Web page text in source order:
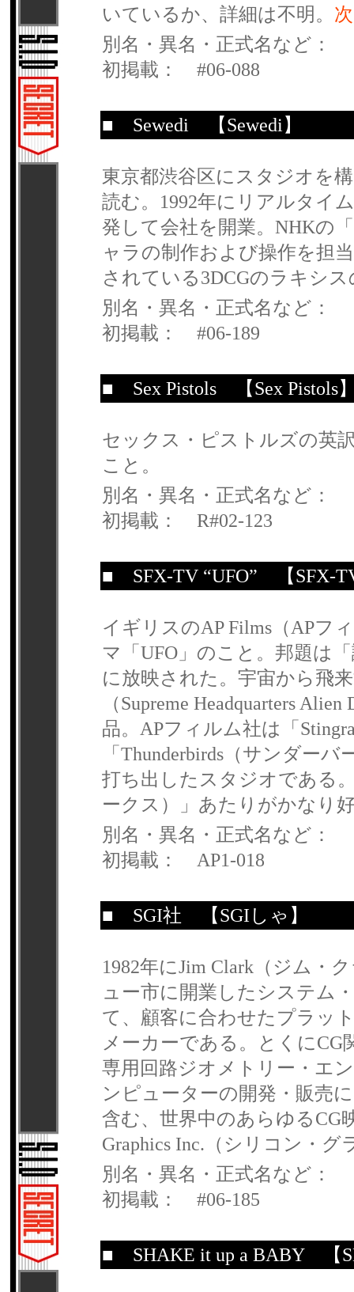
いているか、詳細は不明。
別名・異名・正式名など：
初掲載： #06-088
■ Sewedi 【Sewedi】
東京都渋谷区にスタジオを
読む。1992年にリアルタイ
発して会社を開業。NHKの
ャラの制作および操作を担
されている3DCGのラキシ
別名・異名・正式名など：
初掲載： #06-189
■ Sex Pistols 【Sex Pistols
セックス・ピストルズの英
こと。
別名・異名・正式名など：
初掲載： R#02-123
■ SFX-TV “UFO” 【SFX-
イギリスのAP Films（APフ
マ「UFO」のこと。邦題は
に放映された。宇宙から飛
（Supreme Headquarters
品。APフィルム社は「
「Thunderbirds（サンダー
打ち出したスタジオである
ークス）」あたりがかなり
別名・異名・正式名など：
初掲載： AP1-018
■ SGI社 【SGIしゃ】
1982年にJim Clark（ジム・
ュー市に開業したシステム
て、顧客に合わせたプラッ
メーカーである。とくに
専用回路ジオメトリー・エ
ンピューターの開発・販売
含む、世界中のあらゆるCG
Graphics Inc.（シリコン・
別名・異名・正式名など：
初掲載： #06-185
■ SHAKE it up a BABY【